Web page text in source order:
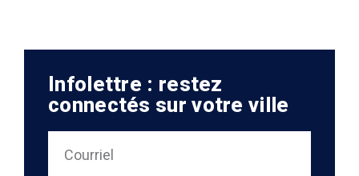
Infolettre : restez
connectés sur votre ville